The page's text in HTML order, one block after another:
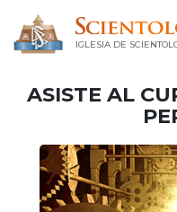
IGLESIA DE
ASISTE AL